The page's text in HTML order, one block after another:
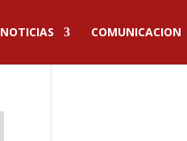
NOTICIAS COMUNICACION